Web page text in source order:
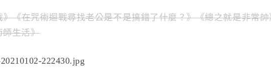
》《在咒術迴戰尋找老公是不是搞錯了什麼？》《總之就是非常
師生活》